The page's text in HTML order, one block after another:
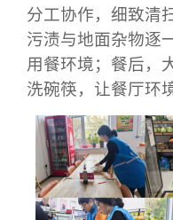
分工协作，细致清
污渍与地面杂物逐
用餐环境；餐后，
洗碗筷，让餐厅环